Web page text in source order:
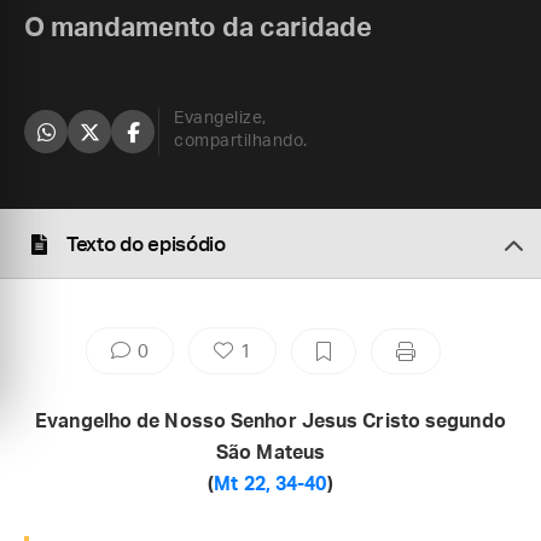
O mandamento da caridade
Evangelize,
compartilhando.
Texto do episódio
0 1
Evangelho de Nosso Senhor Jesus Cristo segundo
São Mateus
( Mt 22, 34-40)